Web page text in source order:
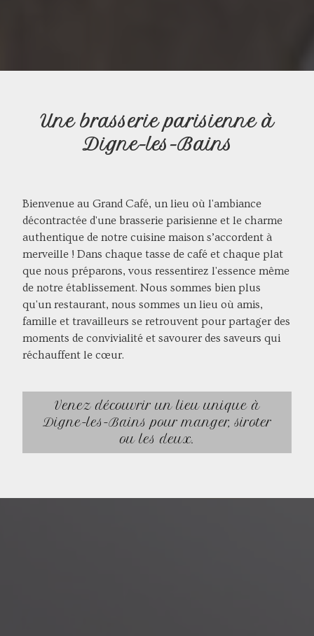
Une brasserie parisienne à
Digne-les-Bains
Bienvenue au Grand Café, un lieu où l'ambiance
décontractée d'une brasserie parisienne et le charme
authentique de notre cuisine maison s’accordent à
merveille ! Dans chaque tasse de café et chaque plat
que nous préparons, vous ressentirez l'essence même
de notre établissement. Nous sommes bien plus
qu'un restaurant, nous sommes un lieu où amis,
famille et travailleurs se retrouvent pour partager des
moments de convivialité et savourer des saveurs qui
réchauffent le cœur.
Venez découvrir un lieu unique à
Digne-les-Bains pour manger, siroter
ou les deux.